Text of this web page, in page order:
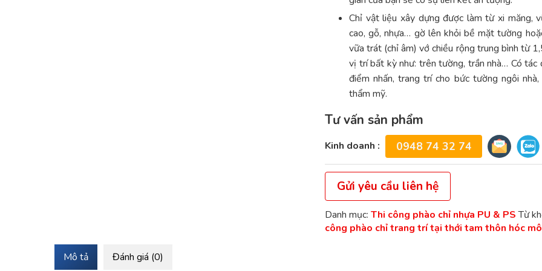
Chỉ vật liệu xây dựng được làm từ xi măng,
cao, gỗ, nhựa… gờ lên khỏi bề mặt tường
vữa trát (chỉ âm) vớ chiều rộng trung bình từ
vị trí bất kỳ như: trên tường, trần nhà… Có tác
điểm nhấn, trang trí cho bức tường ngôi
thẩm mỹ.
Tư vấn sản phẩm
Kinh doanh : 0948 74 32 74
Gửi yêu cầu liên hệ
Danh mục: Thi công phào chỉ nhựa PU & PS Từ
công phào chỉ trang trí tại thới tam thôn hóc
Mô tả Đánh giá (0)